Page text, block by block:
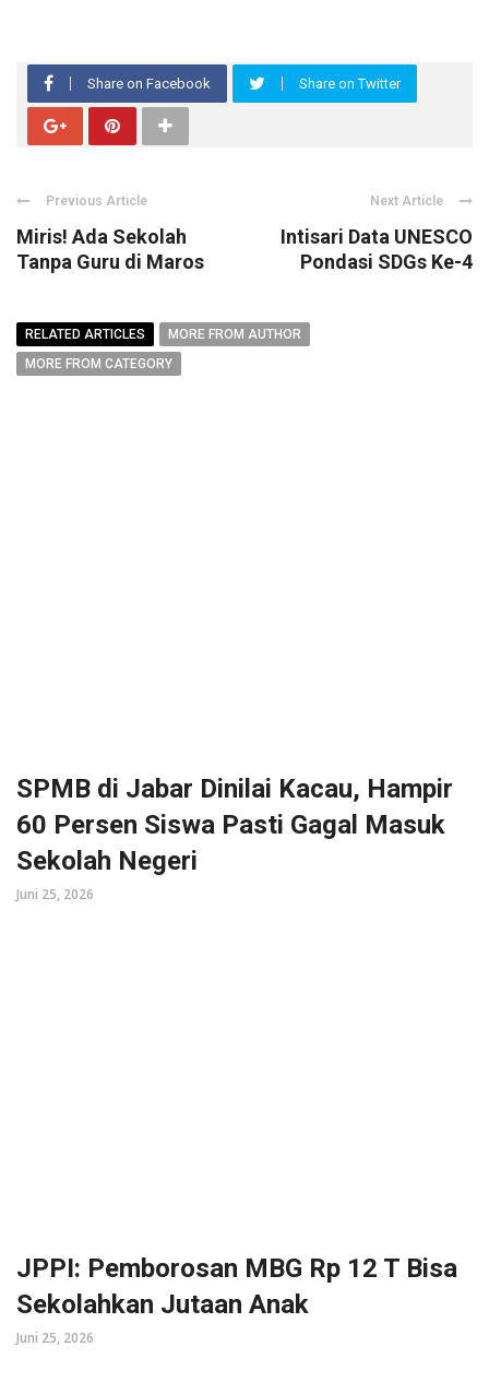
Share on Facebook Share on Twitter
Previous Article
Miris! Ada Sekolah
Tanpa Guru di Maros
Next Article
Intisari Data UNESCO
Pondasi SDGs Ke-4
RELATED ARTICLES
MORE FROM AUTHOR
MORE FROM CATEGORY
SPMB di Jabar Dinilai Kacau, Hampir
60 Persen Siswa Pasti Gagal Masuk
Sekolah Negeri
Juni 25, 2026
JPPI: Pemborosan MBG Rp 12 T Bisa
Sekolahkan Jutaan Anak
Juni 25, 2026